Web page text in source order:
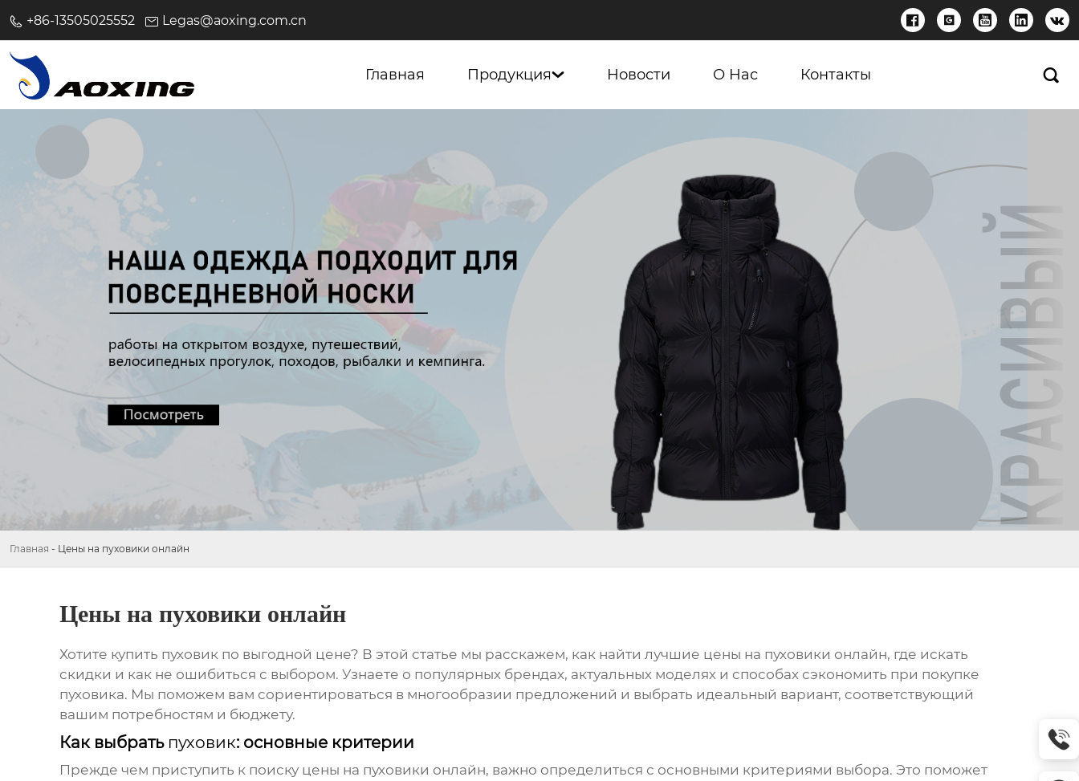
+86-13505025552 Legas@aoxing.com.cn     
Главная Продукция Новости О Нас Контакты 
Главная - Цены на пуховики онлайн
Цены на пуховики онлайн
Хотите купить пуховикпо выгодной цене? В этой статье мы расскажем, как найти лучшие цены на пуховики онлайн, где искать
скидки и как не ошибиться с выбором. Узнаете о популярных брендах, актуальных моделях и способах сэкономить при покупке
пуховика. Мы поможем вам сориентироваться в многообразии предложений и выбрать идеальный вариант, соответствующий
вашим потребностям и бюджету.
Как выбрать пуховик: основные критерии
Прежде чем приступить к поиску цены на пуховики онлайн, важно определиться с основными критериями выбора. Это поможет